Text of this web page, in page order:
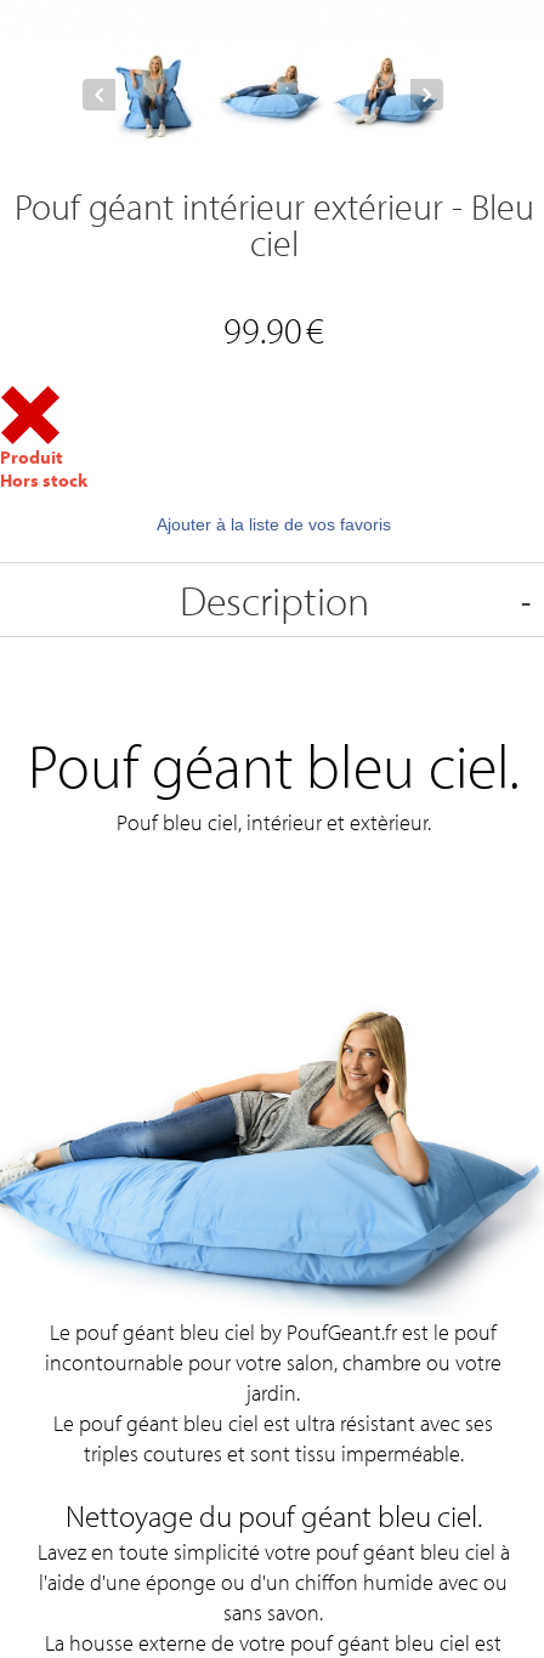
Pouf géant intérieur extérieur - Bleu
ciel
99.90€
Produit
Hors stock
Ajouter à la liste de vos favoris
Description
Pouf géant bleu ciel.
Pouf bleu ciel, intérieur et extèrieur.
Le pouf géant bleu ciel by PoufGeant.fr est le pouf
incontournable pour votre salon, chambre ou votre
jardin.
Le pouf géant bleu ciel est ultra résistant avec ses
triples coutures et sont tissu imperméable.
Nettoyage du pouf géant bleu ciel.
Lavez en toute simplicité votre pouf géant bleu ciel à
l'aide d'une éponge ou d'un chiffon humide avec ou
sans savon.
La housse externe de votre pouf géant bleu ciel est